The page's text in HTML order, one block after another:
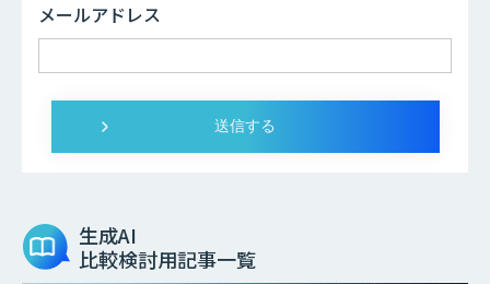
メールアドレス
生成AI
比較検討用記事一覧